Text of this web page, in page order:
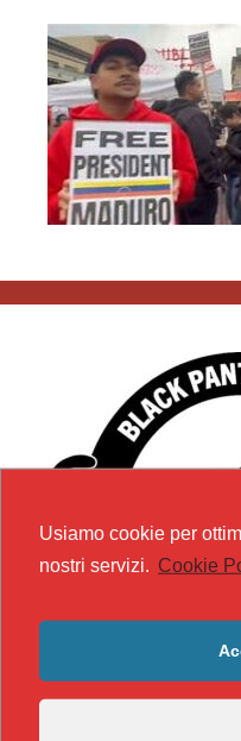
Usiamo cookie per
nostri servizi. Cookie